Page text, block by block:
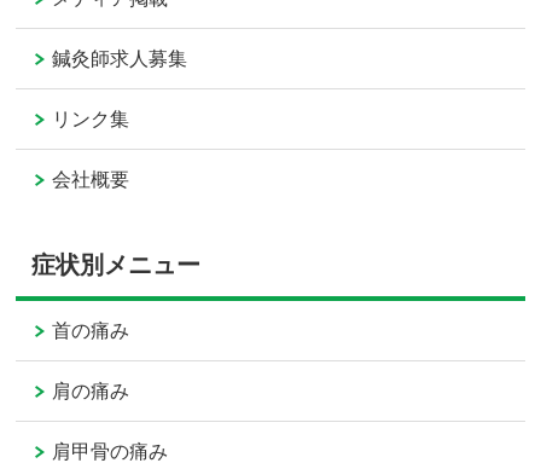
鍼灸師求人募集
リンク集
会社概要
症状別メニュー
首の痛み
肩の痛み
肩甲骨の痛み